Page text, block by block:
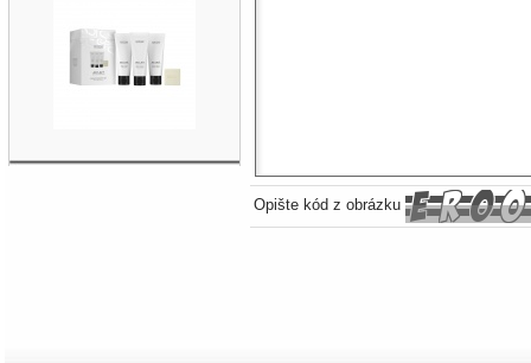
Opište kód z obrázku